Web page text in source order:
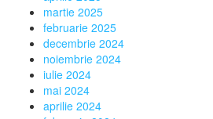
martie 2025
februarie 2025
decembrie 2024
noiembrie 2024
iulie 2024
mai 2024
aprilie 2024